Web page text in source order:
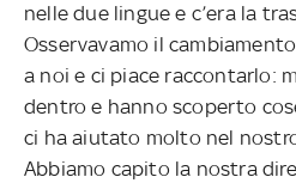
nelle due lingue e c’era la
Osservavamo il
a noi e ci piace raccontarlo:
dentro e hanno scoperto
ci ha aiutato molto nel
Abbiamo capito la nostra